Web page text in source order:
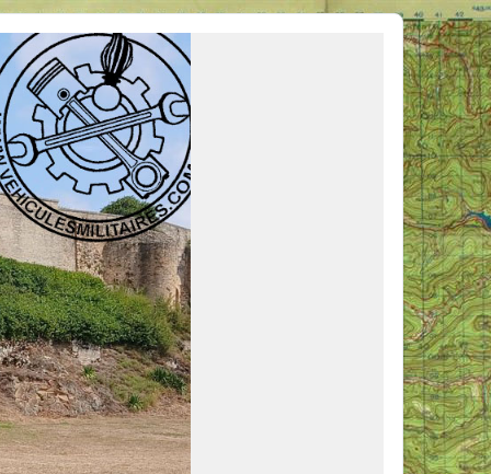
venir en aide, ou simplement partager vos activités.